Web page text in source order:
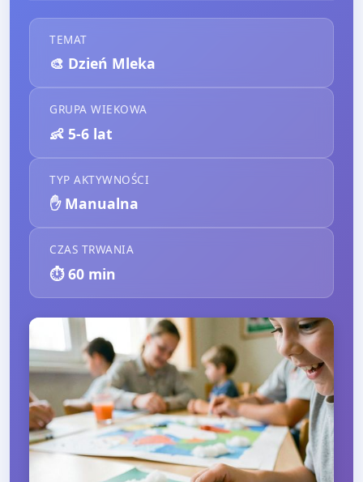
TEMAT
🎨 Dzień Mleka
GRUPA WIEKOWA
👶 5-6 lat
TYP AKTYWNOŚCI
✋ Manualna
CZAS TRWANIA
⏱️60 min